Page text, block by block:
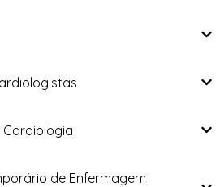
Cardiologia
de Enfermagem